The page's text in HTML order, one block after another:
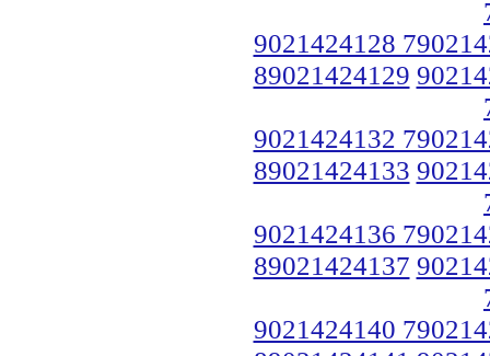
9021424128
89021424129
9021424132
89021424133
9021424136
89021424137
9021424140